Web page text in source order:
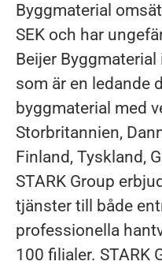
Byggmaterial
SEK och har
Beijer Byggmaterial
som är en ledande
byggmaterial med
Storbritannien,
Finland, Tyskland,
STARK Group
tjänster till både
professionella
100 filialer. STARK